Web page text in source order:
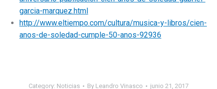
garcia-marquez.html
http://www.eltiempo.com/cultura/musica-y-libros/cien-
anos-de-soledad-cumple-50-anos-92936
Category: Noticias By Leandro Vinasco junio 21, 2017